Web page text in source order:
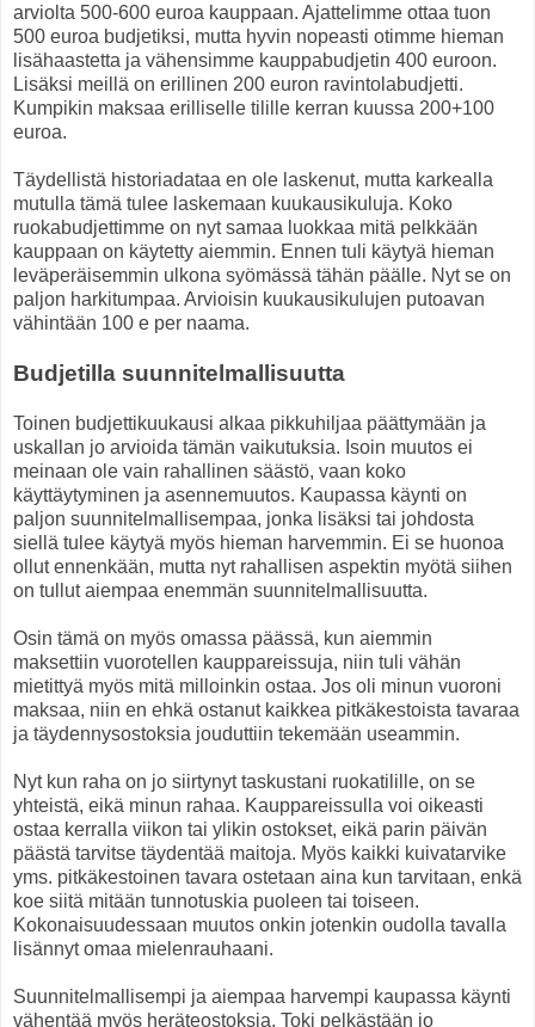
arviolta 500-600 euroa kauppaan. Ajattelimme ottaa tuon
500 euroa budjetiksi, mutta hyvin nopeasti otimme hieman
lisähaastetta ja vähensimme kauppabudjetin 400 euroon.
Lisäksi meillä on erillinen 200 euron ravintolabudjetti.
Kumpikin maksaa erilliselle tilille kerran kuussa 200+100
euroa.
Täydellistä historiadataa en ole laskenut, mutta karkealla
mutulla tämä tulee laskemaan kuukausikuluja. Koko
ruokabudjettimme on nyt samaa luokkaa mitä pelkkään
kauppaan on käytetty aiemmin. Ennen tuli käytyä hieman
leväperäisemmin ulkona syömässä tähän päälle. Nyt se on
paljon harkitumpaa. Arvioisin kuukausikulujen putoavan
vähintään 100 e per naama.
Budjetilla suunnitelmallisuutta
Toinen budjettikuukausi alkaa pikkuhiljaa päättymään ja
uskallan jo arvioida tämän vaikutuksia. Isoin muutos ei
meinaan ole vain rahallinen säästö, vaan koko
käyttäytyminen ja asennemuutos. Kaupassa käynti on
paljon suunnitelmallisempaa, jonka lisäksi tai johdosta
siellä tulee käytyä myös hieman harvemmin. Ei se huonoa
ollut ennenkään, mutta nyt rahallisen aspektin myötä siihen
on tullut aiempaa enemmän suunnitelmallisuutta.
Osin tämä on myös omassa päässä, kun aiemmin
maksettiin vuorotellen kauppareissuja, niin tuli vähän
mietittyä myös mitä milloinkin ostaa. Jos oli minun vuoroni
maksaa, niin en ehkä ostanut kaikkea pitkäkestoista tavaraa
ja täydennysostoksia jouduttiin tekemään useammin.
Nyt kun raha on jo siirtynyt taskustani ruokatilille, on se
yhteistä, eikä minun rahaa. Kauppareissulla voi oikeasti
ostaa kerralla viikon tai ylikin ostokset, eikä parin päivän
päästä tarvitse täydentää maitoja. Myös kaikki kuivatarvike
yms. pitkäkestoinen tavara ostetaan aina kun tarvitaan, enkä
koe siitä mitään tunnotuskia puoleen tai toiseen.
Kokonaisuudessaan muutos onkin jotenkin oudolla tavalla
lisännyt omaa mielenrauhaani.
Suunnitelmallisempi ja aiempaa harvempi kaupassa käynti
vähentää myös heräteostoksia. Toki pelkästään jo